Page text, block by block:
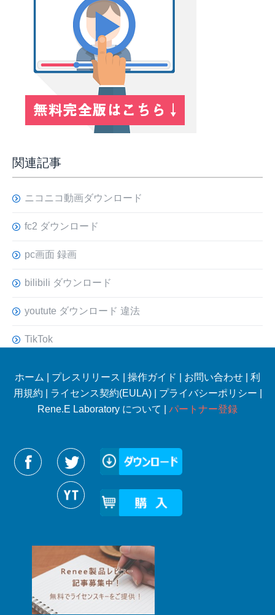
関連記事
ニコニコ動画ダウンロード
fc2 ダウンロード
pc画面 録画
bilibili ダウンロード
youtute ダウンロード 違法
TikTok
ホーム プレスリリース 操作ガイド お問い合わせ
利
用規約
ライセンス契約(EULA)| プライバシーポリシー
Rene.E Laboratory について | パートナー登録
Reneelabをフォローする